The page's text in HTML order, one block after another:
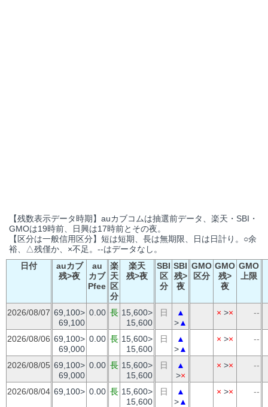
【残数表示データ時期】auカブコムは抽選前データ、楽天・SBI・
GMOは19時前、日興は17時前とその夜。
【区分は一般信用区分】短は短期、長は無期限、日は日計り。○余
裕、△残僅か、×不足。--はデータなし。
日付
auカブ
残>夜
au
カブ
Pfee
楽
天
区
分
楽天
残>夜
SBI
区
分
SBI
残>
夜
GMO
区分
GMO
残>
夜
GMO
上限
2026/08/07 69,100>
69,100
0.00 長 15,600>
15,600
日
▲
>▲
× >× --
2026/08/06 69,100>
69,000
0.00 長 15,600>
15,600
日
▲
>▲
× >× --
2026/08/05 69,100>
69,000
0.00 長 15,600>
15,600
日
▲
>×
× >× --
2026/08/04 69,100> 0.00 長 15,600>
15,600
日
▲
>▲
× >× --